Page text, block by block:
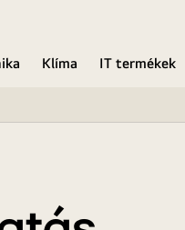
Klíma IT termékek